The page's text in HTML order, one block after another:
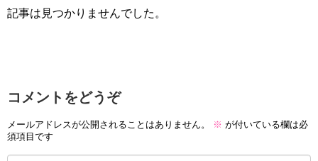
記事は見つかりませんでした。
コメントをどうぞ
メールアドレスが公開されることはありません。 ※ が付いている欄は必
須項目です